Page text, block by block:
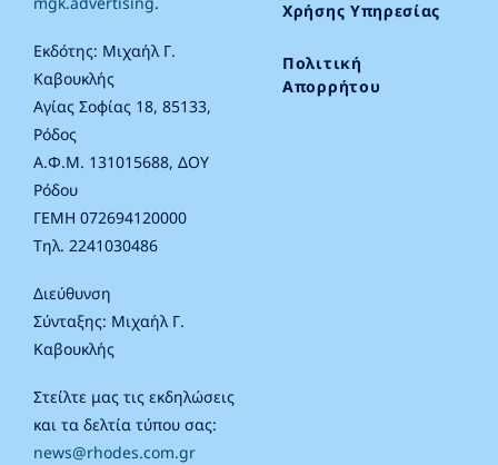
Εκδότης: Μιχαήλ Γ.
Καβουκλής
Αγίας Σοφίας 18, 85133,
Ρόδος
Α.Φ.Μ. 131015688, ΔΟΥ
Ρόδου
ΓΕΜΗ 072694120000
Τηλ. 2241030486
Διεύθυνση
Σύνταξης: Μιχαήλ Γ.
Καβουκλής
Στείλτε μας τις εκδηλώσεις
και τα δελτία τύπου σας:
news@rhodes.com.gr
Χρήσης Υπηρεσίας
Πολιτική
Απορρήτου